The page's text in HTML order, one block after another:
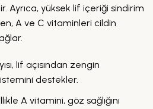
Ayrıca, yüksek lif içeriği sindirim
A ve C vitaminleri cildin
lif açısından zengin
destekler.
A vitamini, göz sağlığını